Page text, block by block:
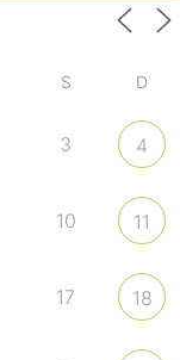
S D
3 4
10 11
17 18